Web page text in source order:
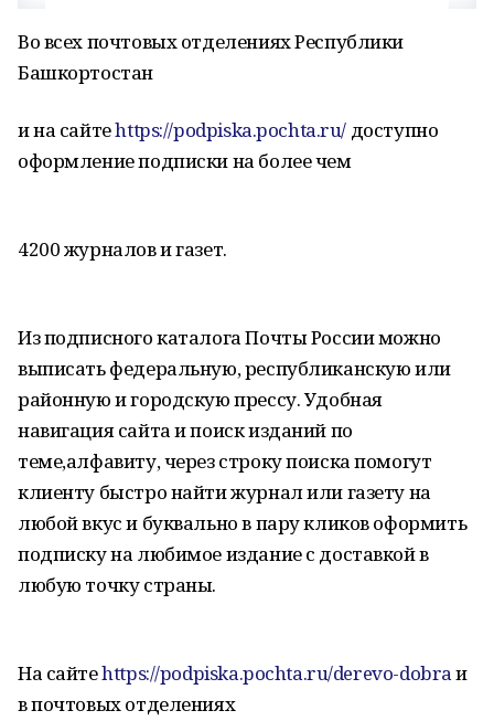
Во всех почтовых отделениях Республики
Башкортостан
и на сайтеhttps://podpiska.pochta.ru/ доступно
оформление подписки на более чем
4200 журналов и газет.
Из подписного каталога Почты России можно
выписать федеральную, республиканскую или
районную и городскую прессу. Удобная
навигация сайта и поиск изданий по
теме,алфавиту, через строку поиска помогут
клиенту быстро найти журнал или газету на
любой вкус и буквально в пару кликов оформить
подписку на любимое издание с доставкой в
любую точку страны.
На сайтеhttps://podpiska.pochta.ru/derevo-dobraи
в почтовых отделениях